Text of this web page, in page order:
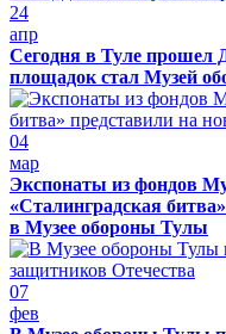
24
апр
Сегодня в Туле прошел
площадок стал Музей
04
мар
Экспонаты из фондов
«Сталинградская
в Музее обороны Тулы
07
фев